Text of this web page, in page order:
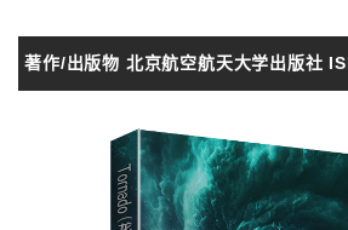
著作/出版物 北京航空航天大学出版社